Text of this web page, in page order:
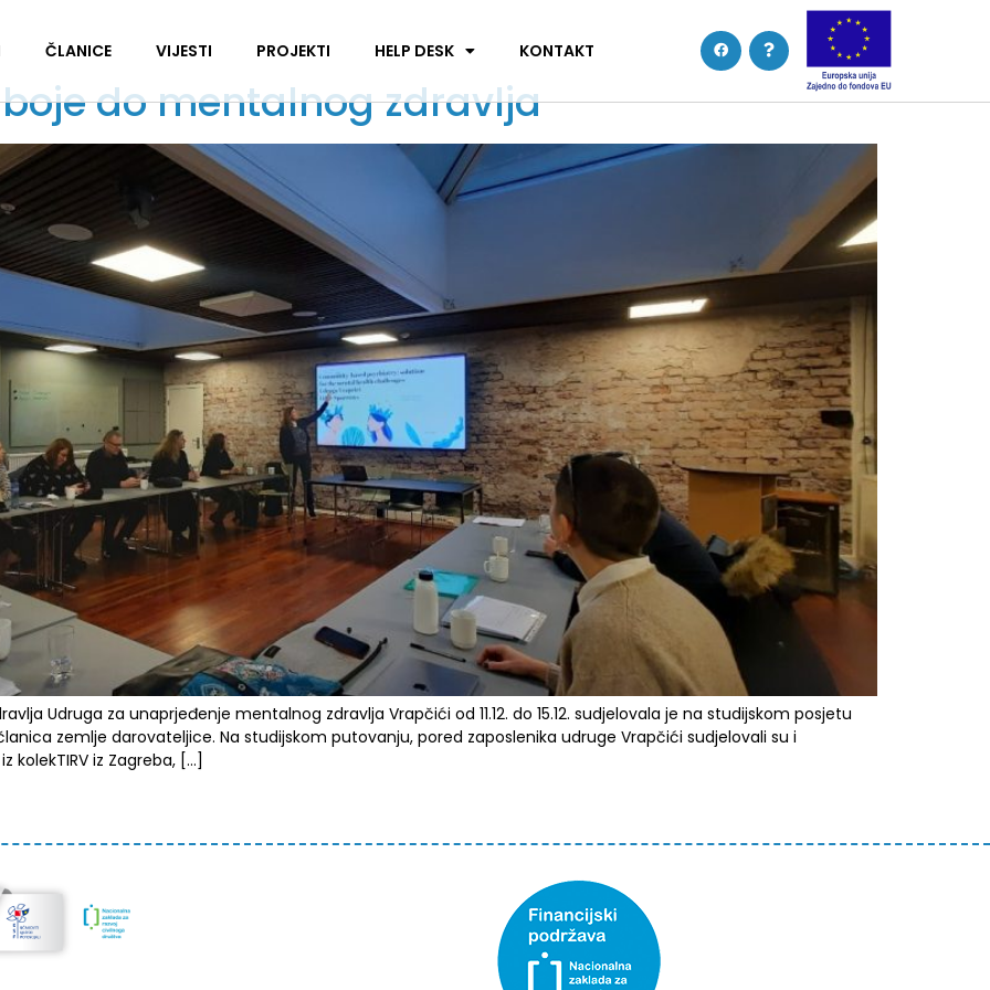
ČLANICE VIJESTI PROJEKTI HELP DESK KONTAKT
do mentalnog zdravlja
Udruga za unaprjeđenje mentalnog zdravlja Vrapčići od 11.12. do 15.12. sudjelovala je na studijskom posjetu
zemlje darovateljice. Na studijskom putovanju, pored zaposlenika udruge Vrapčići sudjelovali su i
kolekTIRV iz Zagreba, […]